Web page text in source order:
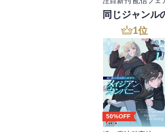
同じジャンル
1位
50%OFF